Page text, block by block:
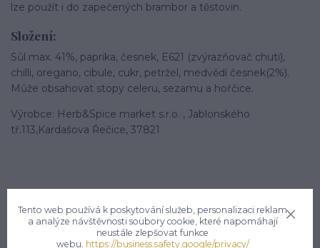
lze použít i do zapečených brambor a těstovin.
Složení:
Sůl max. 41%, paprika, česnek, E621 (zvýrazňovač chuti),
chilli, oregano, cibule, cukr, petržel, medvědí česnek(2%).
Může obsahovat stopy celeru, sezamu a hořčice.
Výrobce: Herb&Spice market s.r.o. , Jablonského
tř.113,Kardašova Řečice, 37821
Potřebujete poradit?
Tento web používá k poskytování služeb, personalizaci reklam
a analýze návštěvnosti soubory cookie, které napomáhají
neustále zlepšovat funkce
webu. https://business.safety.google/privacy/